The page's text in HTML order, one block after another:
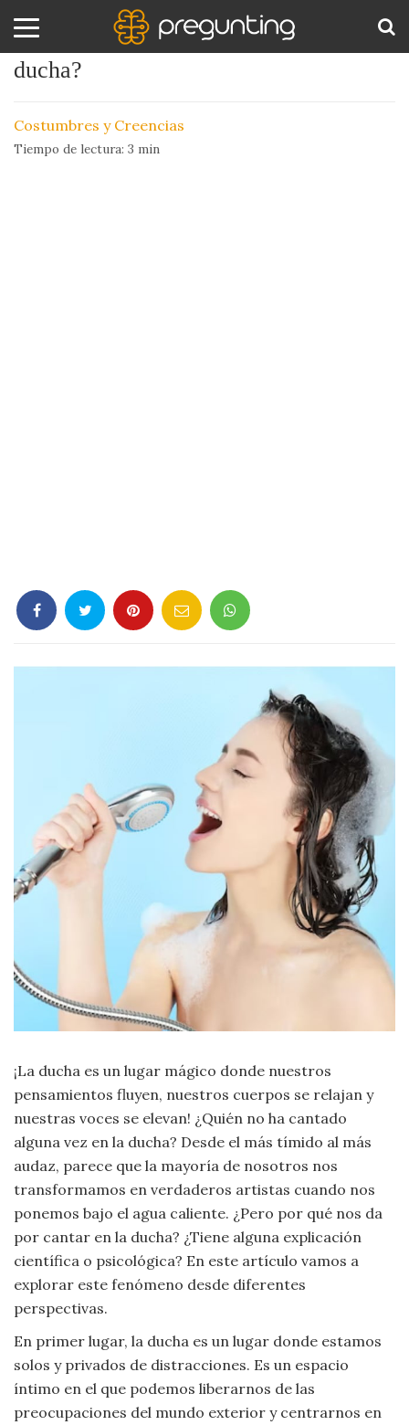
Amor
Sexo
Gastronomía
Literatura
Moda
y
Tendencias
Psicología
Religión
Salud
Universo
Viajar
¿Por qué nos da por cantar en la
ducha?
Costumbres y Creencias
Tiempo de lectura: 3 min
¡La ducha es un lugar mágico donde nuestros
pensamientos fluyen, nuestros cuerpos se relajan y
nuestras voces se elevan! ¿Quién no ha cantado
alguna vez en la ducha? Desde el más tímido al más
audaz, parece que la mayoría de nosotros nos
transformamos en verdaderos artistas cuando nos
ponemos bajo el agua caliente. ¿Pero por qué nos da
por cantar en la ducha? ¿Tiene alguna explicación
científica o psicológica? En este artículo vamos a
explorar este fenómeno desde diferentes
perspectivas.
En primer lugar, la ducha es un lugar donde estamos
solos y privados de distracciones. Es un espacio
íntimo en el que podemos liberarnos de las
preocupaciones del mundo exterior y centrarnos en